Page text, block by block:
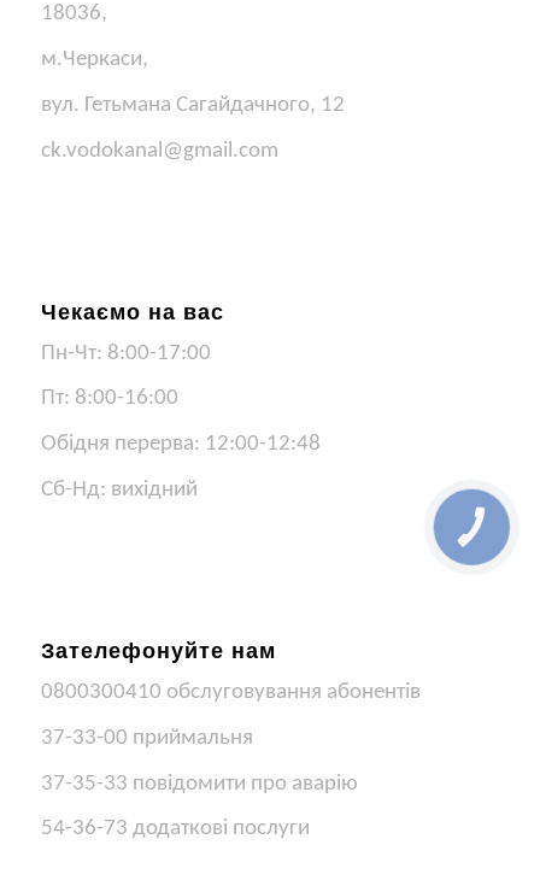
18036,
м.Черкаси,
вул. Гетьмана Сагайдачного, 12
ck.vodokanal@gmail.com
Чекаємо на вас
Пн-Чт: 8:00-17:00
Пт: 8:00-16:00
Обідня перерва: 12:00-12:48
Сб-Нд: вихідний
Зателефонуйте нам
0800300410 обслуговування абонентів
37-33-00 приймальня
37-35-33 повідомити про аварію
54-36-73 додаткові послуги